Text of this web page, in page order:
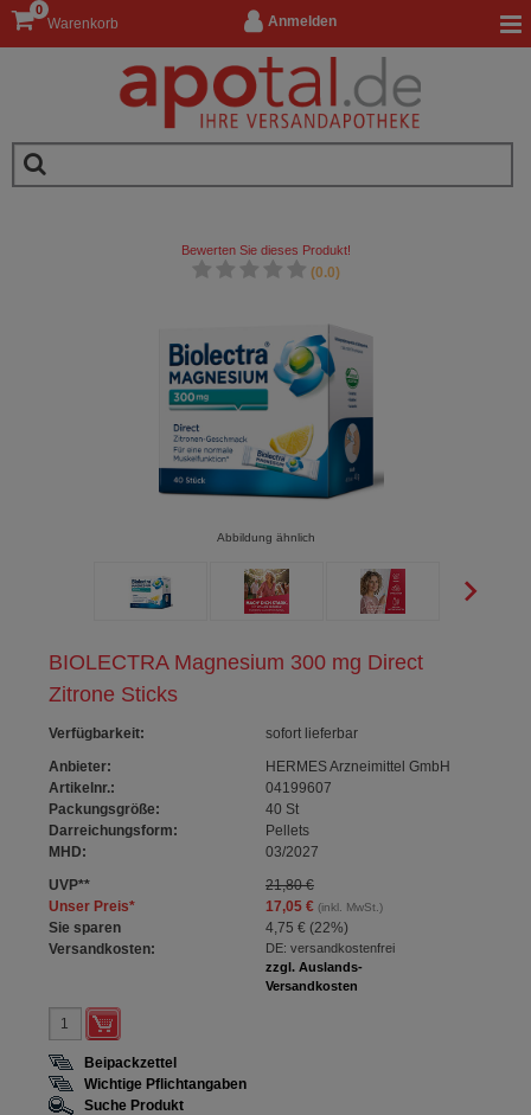
Anmelden
Warenkorb
0
BIOLECTRA Magnesium 300 mg Direct
Zitrone Sticks
Verfügbarkeit:
sofort lieferbar
Anbieter:
HERMES Arzneimittel GmbH
Artikelnr.:
04199607
Packungsgröße:
40 St
Darreichungsform:
Pellets
MHD:
03/2027
UVP**
21,80 €
Unser Preis* 17,05 €(inkl. MwSt.)
Sie sparen 4,75 € (22%)
Versandkosten:
DE: versandkostenfrei
zzgl. Auslands-
Versandkosten
Bewerten Sie dieses Produkt!
(0.0)
Abbildung ähnlich
Beipackzettel
Wichtige Pflichtangaben
Suche Produkt